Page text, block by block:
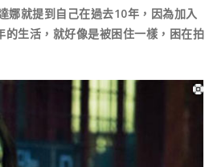
就提到自己在過去10年，因為加入
生活，就好像是被困住一樣，困在拍